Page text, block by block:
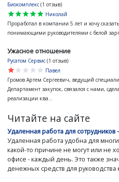
Биокомплекс (1 отзыв)
star
star
star
star
star
Николай
Проработал в компании 5 лет и хочу
понимающими руководителями с белой
Ужасное отношение
Русатом Сервис (1 отзыв)
star
star
star
star
star
Павел
Громов Артем Сергеевич, ведущий
Департамент закупок, связался с нами,
реализации ква...
Читайте на сайте
Удаленная работа для
Удаленная работа удобна для
какой-то причине не могут или не
офисе - каждый день. Это также
денежных средств для руководства